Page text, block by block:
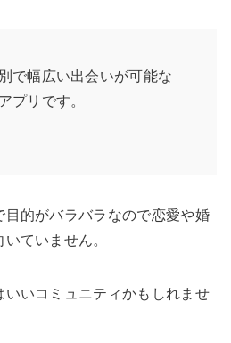
で幅広い出会いが可能な
プリです。
的がバラバラなので恋愛や婚
ていません。
いコミュニティかもしれませ